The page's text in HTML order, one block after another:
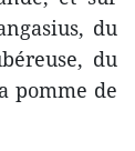
du
du
pomme de